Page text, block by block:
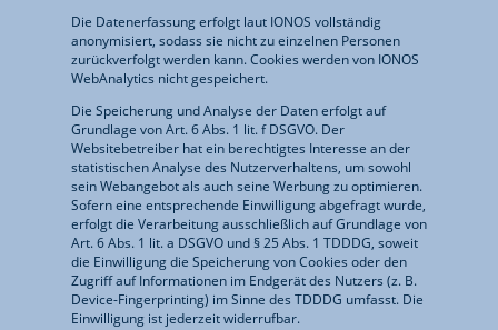
Die Datenerfassung erfolgt laut IONOS vollständig
anonymisiert, sodass sie nicht zu einzelnen Personen
zurückverfolgt werden kann. Cookies werden von IONOS
WebAnalytics nicht gespeichert.
Die Speicherung und Analyse der Daten erfolgt auf
Grundlage von Art. 6 Abs. 1 lit. f DSGVO. Der
Websitebetreiber hat ein berechtigtes Interesse an der
statistischen Analyse des Nutzerverhaltens, um sowohl
sein Webangebot als auch seine Werbung zu optimieren.
Sofern eine entsprechende Einwilligung abgefragt wurde,
erfolgt die Verarbeitung ausschließlich auf Grundlage von
Art. 6 Abs. 1 lit. a DSGVO und § 25 Abs. 1 TDDDG, soweit
die Einwilligung die Speicherung von Cookies oder den
Zugriff auf Informationen im Endgerät des Nutzers (z. B.
Device-Fingerprinting) im Sinne des TDDDG umfasst. Die
Einwilligung ist jederzeit widerrufbar.